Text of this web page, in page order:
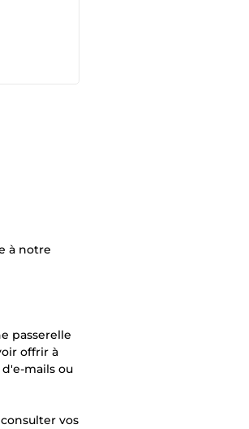
à notre
passerelle
offrir à
mails ou
vos